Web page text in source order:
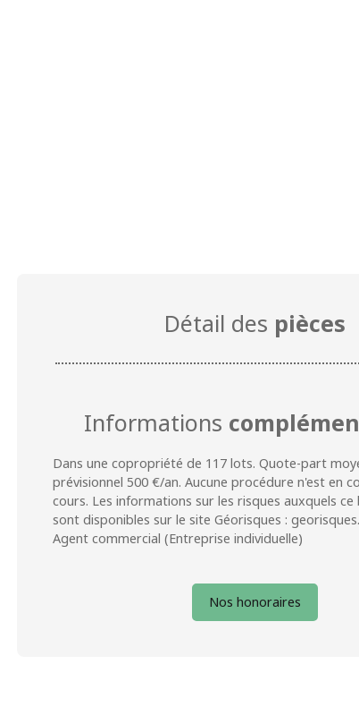
Détail des pièces
Informations
Dans une copropriété de 117 lots. Quote-part
prévisionnel 500 €/an. Aucune procédure n'est en
cours. Les informations sur les risques auxquels
sont disponibles sur le site Géorisques :
Agent commercial (Entreprise individuelle)
Nos honoraires